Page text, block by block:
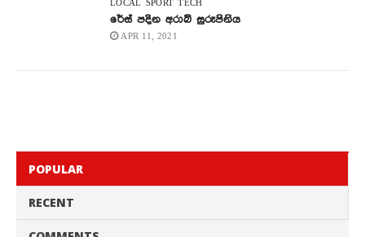
LOCAL SPORT TECH
රේස් පදින අරාබි සුරූපිනිය
APR 11, 2021
POPULAR
RECENT